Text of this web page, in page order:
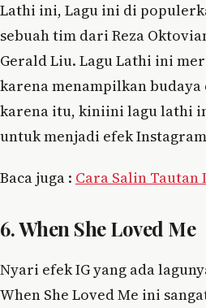
Lathi ini, Lagu ini di
sebuah tim dari Reza
Gerald Liu. Lagu Lathi ini
karena menampilkan
karena itu, kiniini lagu lathi
untuk menjadi efek
Baca juga : Cara Salin Tautan
6. When She Loved Me
Nyari efek IG yang ada
When She Loved Me ini